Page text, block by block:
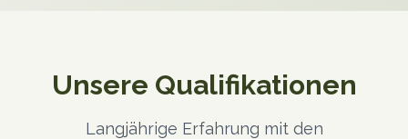
Unsere Qualifikationen
Langjährige Erfahrung mit den